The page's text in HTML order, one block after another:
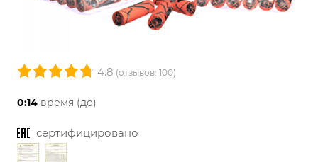
4.8 (отзывов: 100)
0:14 время (до)
сертифицировано